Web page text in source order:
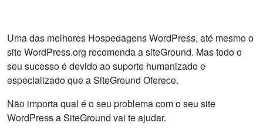
Uma das melhores Hospedagens WordPress, até mesmo o
site WordPress.org recomenda a siteGround. Mas todo o
seu sucesso é devido ao suporte humanizado e
especializado que a SiteGround Oferece.
Não importa qual é o seu problema com o seu site
WordPress a SiteGround vai te ajudar.